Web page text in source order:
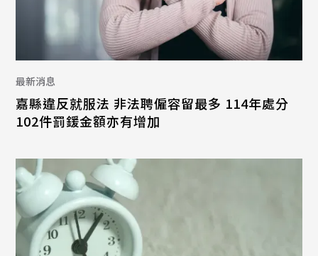
最新消息
嘉縣違反就服法 非法聘僱容留最多 114年處分
102件罰鍰金額亦有增加